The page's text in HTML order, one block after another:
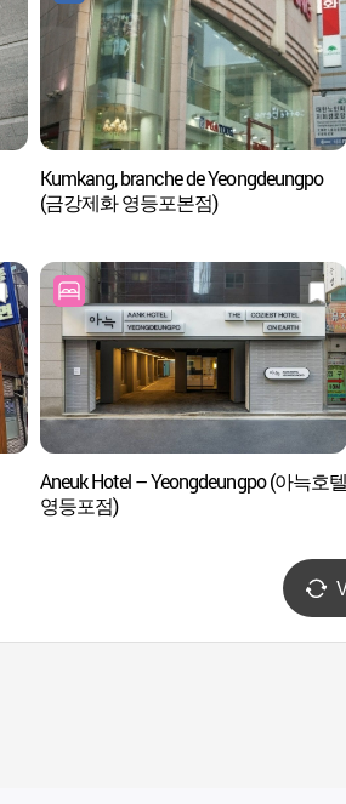
Kumkang, branche de Yeongdeungpo
(금강제화 영등포본점)
Aneuk Hotel – Yeongdeungpo (아늑호텔
영등포점)